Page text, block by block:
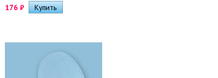
176 ₽